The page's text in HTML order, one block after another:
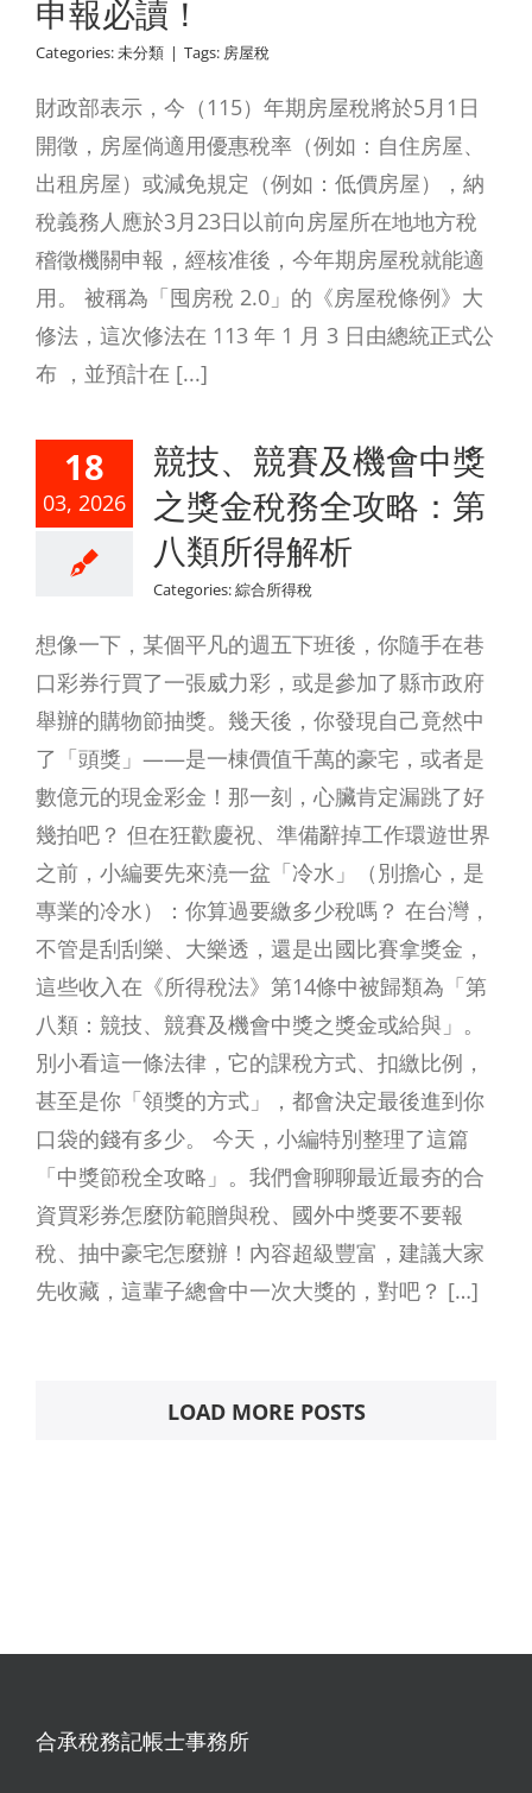
申報必讀！
Categories:未分類 | Tags: 房屋稅
財政部表示，今（115）年期房屋稅將於5月1日
開徵，房屋倘適用優惠稅率（例如：自住房屋、
出租房屋）或減免規定（例如：低價房屋），納
稅義務人應於3月23日以前向房屋所在地地方稅
稽徵機關申報，經核准後，今年期房屋稅就能適
用。 被稱為「囤房稅 2.0」的《房屋稅條例》大
修法，這次修法在 113 年 1 月 3 日由總統正式公
布 ，並預計在 [...]
18
03, 2026
競技、競賽及機會中獎
之獎金稅務全攻略：第
八類所得解析
Categories:綜合所得稅
想像一下，某個平凡的週五下班後，你隨手在巷
口彩券行買了一張威力彩，或是參加了縣市政府
舉辦的購物節抽獎。幾天後，你發現自己竟然中
了「頭獎」——是一棟價值千萬的豪宅，或者是
數億元的現金彩金！那一刻，心臟肯定漏跳了好
幾拍吧？ 但在狂歡慶祝、準備辭掉工作環遊世界
之前，小編要先來澆一盆「冷水」（別擔心，是
專業的冷水）：你算過要繳多少稅嗎？ 在台灣，
不管是刮刮樂、大樂透，還是出國比賽拿獎金，
這些收入在《所得稅法》第14條中被歸類為「第
八類：競技、競賽及機會中獎之獎金或給與」。
別小看這一條法律，它的課稅方式、扣繳比例，
甚至是你「領獎的方式」，都會決定最後進到你
口袋的錢有多少。 今天，小編特別整理了這篇
「中獎節稅全攻略」。我們會聊聊最近最夯的合
資買彩券怎麼防範贈與稅、國外中獎要不要報
稅、抽中豪宅怎麼辦！內容超級豐富，建議大家
先收藏，這輩子總會中一次大獎的，對吧？ […]
LOAD MORE POSTS
合承稅務記帳士事務所